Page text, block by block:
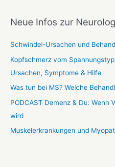
h
c
h
:
Neue Infos zur
Schwindel-Ursachen und
Kopfschmerz vom
Ursachen, Symptome & Hilfe
Was tun bei MS? Welche
PODCAST Demenz & Du: Wenn
wird
Muskelerkrankungen und